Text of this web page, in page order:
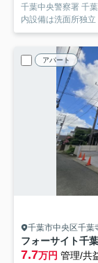
千葉中央警察署 千
内設備は洗面所独
アパート
千葉市中央区千葉
フォーサイト千
7.7万円 管理/共